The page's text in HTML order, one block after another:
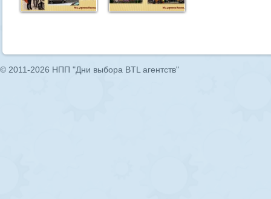
© 2011-2026 НПП "Дни выбора BTL агентств"